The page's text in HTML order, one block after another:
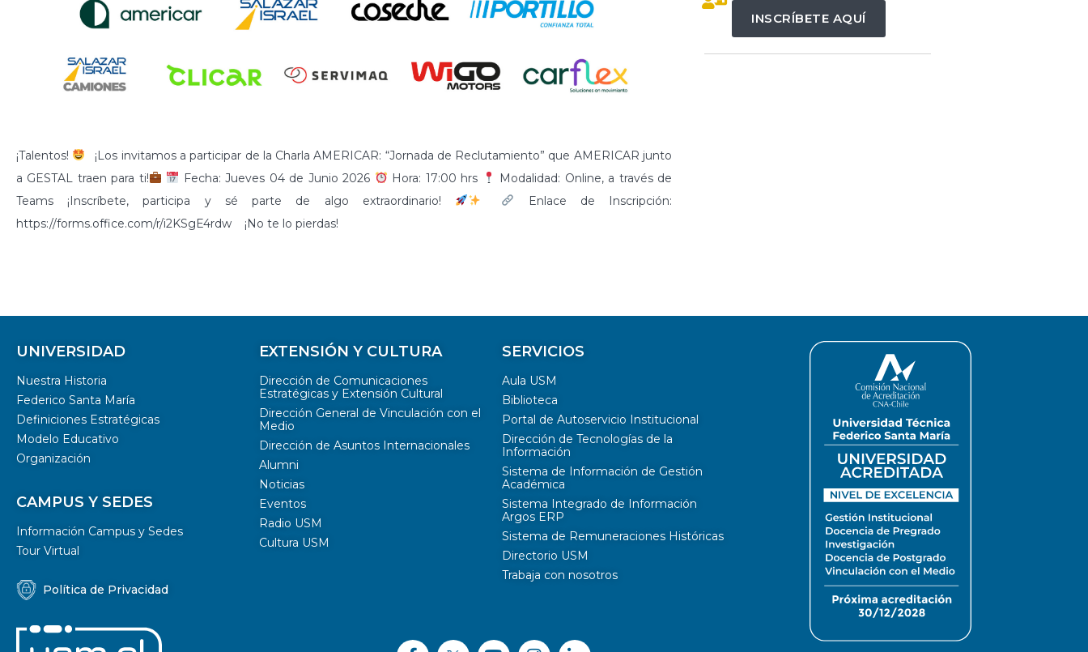
¡Talentos!
¡Los invitamos a participar de la Charla AMERICAR: “Jornada de Reclutamiento” que AMERICAR junto
a GESTAL traen para ti!
Fecha: Jueves 04 de Junio 2026 Hora: 17:00 hrs
Modalidad: Online, a través de
Teams ¡Inscríbete, participa y sé parte de algo extraordinario!
Enlace de Inscripción:
https://forms.office.com/r/i2KSgE4rdw ¡No te lo pierdas!
INSCRÍBETE AQUÍ
UNIVERSIDAD
Nuestra Historia
Federico Santa María
Definiciones Estratégicas
Modelo Educativo
Organización
CAMPUS Y SEDES
Información Campus y Sedes
Tour Virtual
Política de Privacidad
EXTENSIÓN Y CULTURA
Dirección de Comunicaciones
Estratégicas y Extensión Cultural
Dirección General de Vinculación con el
Medio
Dirección de Asuntos Internacionales
Alumni
Noticias
Eventos
Radio USM
Cultura USM
SERVICIOS
Aula USM
Biblioteca
Portal de Autoservicio Institucional
Dirección de Tecnologías de la
Información
Sistema de Información de Gestión
Académica
Sistema Integrado de Información
Argos ERP
Sistema de Remuneraciones Históricas
Directorio USM
Trabaja con nosotros